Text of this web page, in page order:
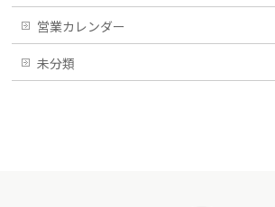
営業カレンダー
未分類